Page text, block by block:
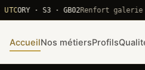
· S3 · GB02Renfort galerie
AccueilNos métiersProfils